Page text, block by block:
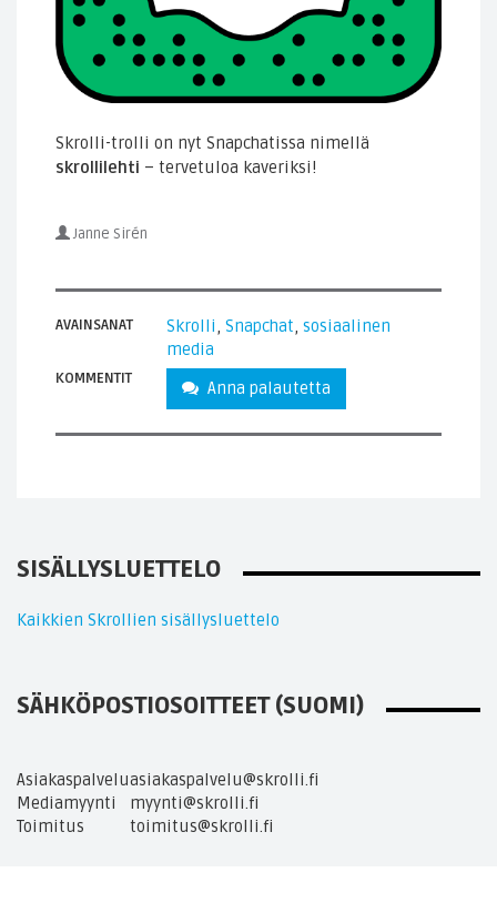
Skrolli-trolli on nyt Snapchatissa nimellä
skrollilehti – tervetuloa kaveriksi!
Janne Sirén
AVAINSANAT Skrolli Snapchat sosiaalinen
media
KOMMENTIT Anna palautetta
SISÄLLYSLUETTELO
Kaikkien Skrollien sisällysluettelo
SÄHKÖPOSTIOSOITTEET (SUOMI)
Asiakaspalveluasiakaspalvelu@skrolli.fi
Mediamyynti
myynti@skrolli.fi
Toimitus
toimitus@skrolli.fi